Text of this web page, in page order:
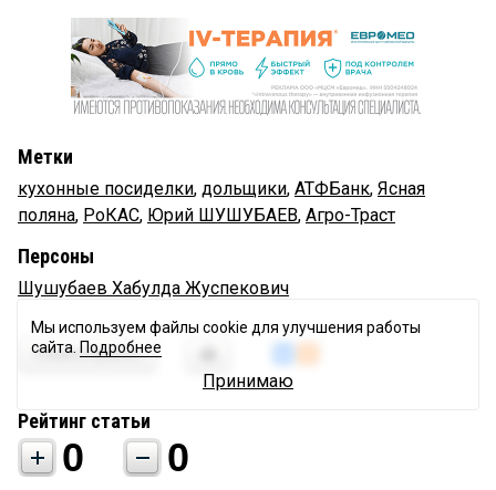
Метки
кухонные посиделки, дольщики, АТФБанк, Ясная
поляна, РоКАС, Юрий ШУШУБАЕВ, Агро-Траст
Персоны
Шушубаев Хабулда Жуспекович
Комментировать
Рейтинг статьи
0 0
Мы используем файлы cookie для улучшения работы
сайта. Подробнее
Принимаю